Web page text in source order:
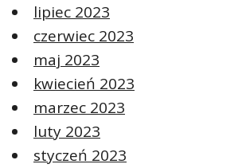
lipiec 2023
czerwiec 2023
maj 2023
kwiecień 2023
marzec 2023
luty 2023
styczeń 2023